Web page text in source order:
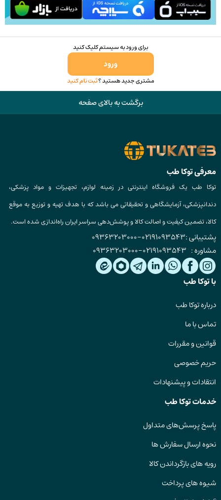
برای ورود به سیستم کلیک کنید
ورود
مشتری جدید هستید ؟ثبت نام کنید
برگشت به بالای صفحه
معرفی توکا طب
توکا طب یک فروشگاه اینترنتی در زمینه لوازم، تجهیزات و مواد پزشکی،
دندانپزشکی، آزمایشگاهی و تحقیقاتی می باشد که با هدف تهیه و توزیع به موقع
کالا، تضمین کیفیت و اصالت کالا و پوشش‌دهی سراسر ایران راه‌اندازی شده است.
پشتیبانی :02191093543
-
09363203000
مشاوره : 02191093543
-
09363203000
با توکا طب
درباره توکا طب
تماس با ما
قوانین و مقررات
حریم خصوصی
انتقادات و پیشنهادات
خدمات توکا طب
پاسخ پرسش‌های متداول
نحوه ارسال سفارش ها
رویه های بازگرداندن کالا
شیوه های پرداخت